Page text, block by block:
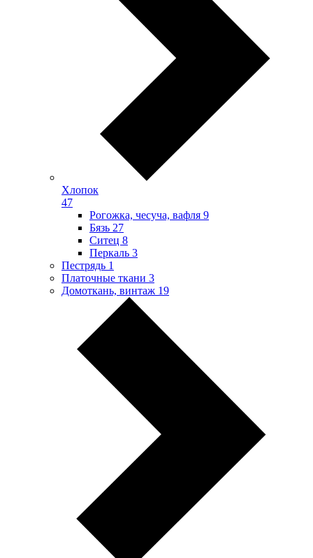
Хлопок
47
Рогожка, чесуча, вафля 9
Бязь 27
Ситец 8
Перкаль 3
Пестрядь 1
Платочные ткани 3
Домоткань, винтаж 19